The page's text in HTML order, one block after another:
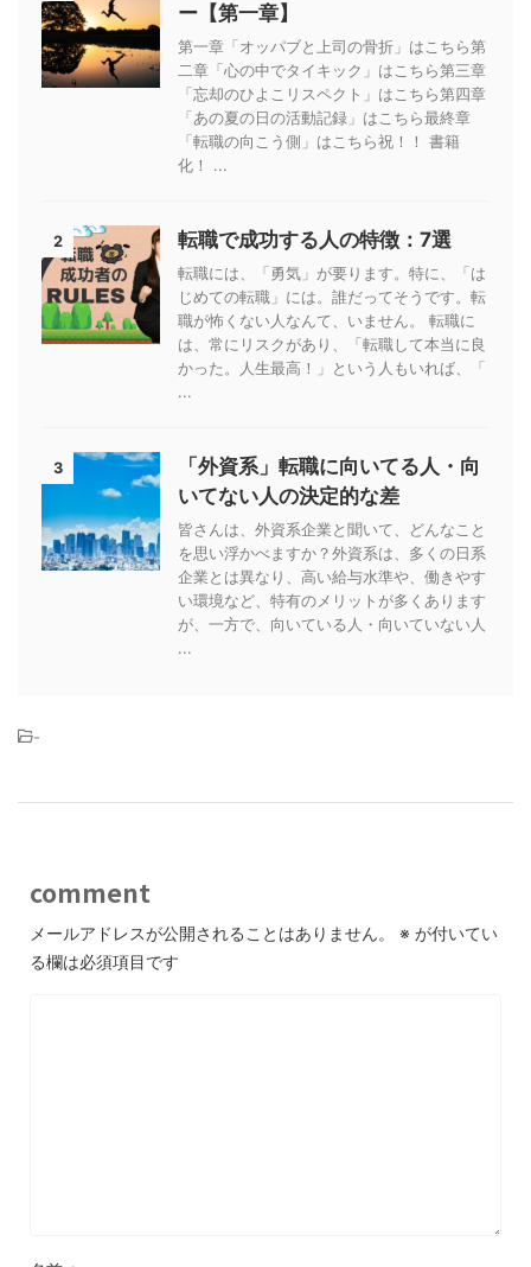
ー【第一章】
第一章「オッパブと上司の骨折」はこちら第
二章「心の中でタイキック」はこちら第三章
「忘却のひよこリスペクト」はこちら第四章
「あの夏の日の活動記録」はこちら最終章
「転職の向こう側」はこちら祝！！ 書籍
化！ ...
2 転職で成功する人の特徴：7選
転職には、「勇気」が要ります。特に、「は
じめての転職」には。誰だってそうです。転
職が怖くない人なんて、いません。 転職に
は、常にリスクがあり、「転職して本当に良
かった。人生最高！」という人もいれば、「
...
3
「外資系」転職に向いてる人・向
いてない人の決定的な差
皆さんは、外資系企業と聞いて、どんなこと
を思い浮かべますか？外資系は、多くの日系
企業とは異なり、高い給与水準や、働きやす
い環境など、特有のメリットが多くあります
が、一方で、向いている人・向いていない人
...
-
comment
メールアドレスが公開されることはありません。 ※ が付いてい
る欄は必須項目です